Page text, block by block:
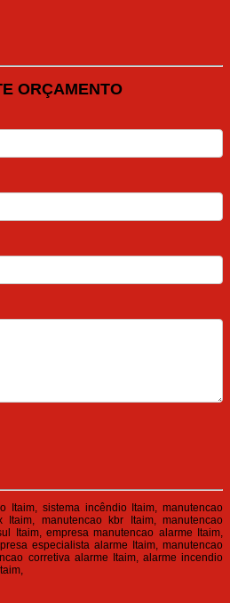
ORÇAMENTO
Itaim, sistema incêndio Itaim, manutencao
Itaim, manutencao kbr Itaim, manutencao
Itaim, empresa manutencao alarme Itaim,
especialista alarme Itaim, manutencao
corretiva alarme Itaim, alarme incendio